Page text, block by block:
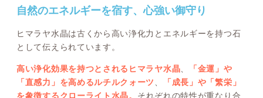
自然のエネルギーを宿す、心強い御守り
ヒマラヤ水晶は古くから高い浄化力とエネルギーを持つ石
として伝えられています。
高い浄化効果を持つとされるヒマラヤ水晶
「金運」や
「直感力」を高めるルチルクォーツ
「成長」や「繁栄」
を象徴するクローライト水晶。 それぞれの特性が重なり合